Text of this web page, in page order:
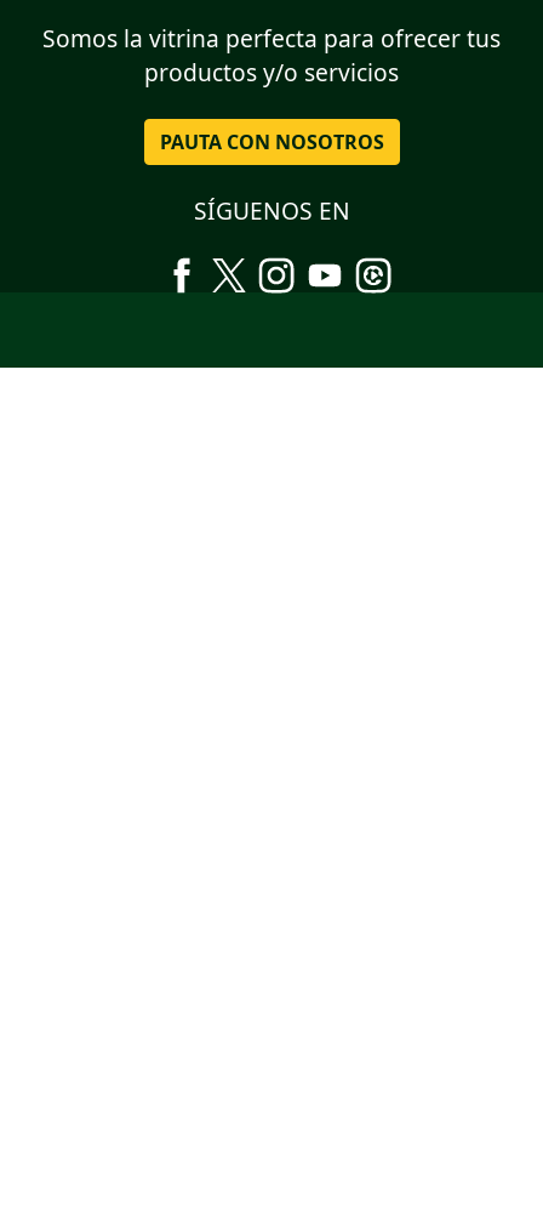
Somos la vitrina perfecta para ofrecer tus
productos y/o servicios
PAUTA CON NOSOTROS
SÍGUENOS EN